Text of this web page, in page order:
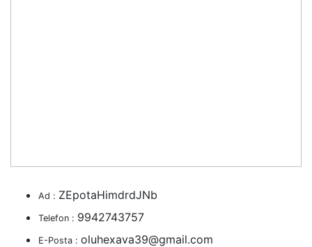
Ad : ZEpotaHimdrdJNb
Telefon : 9942743757
E-Posta : oluhexava39@gmail.com